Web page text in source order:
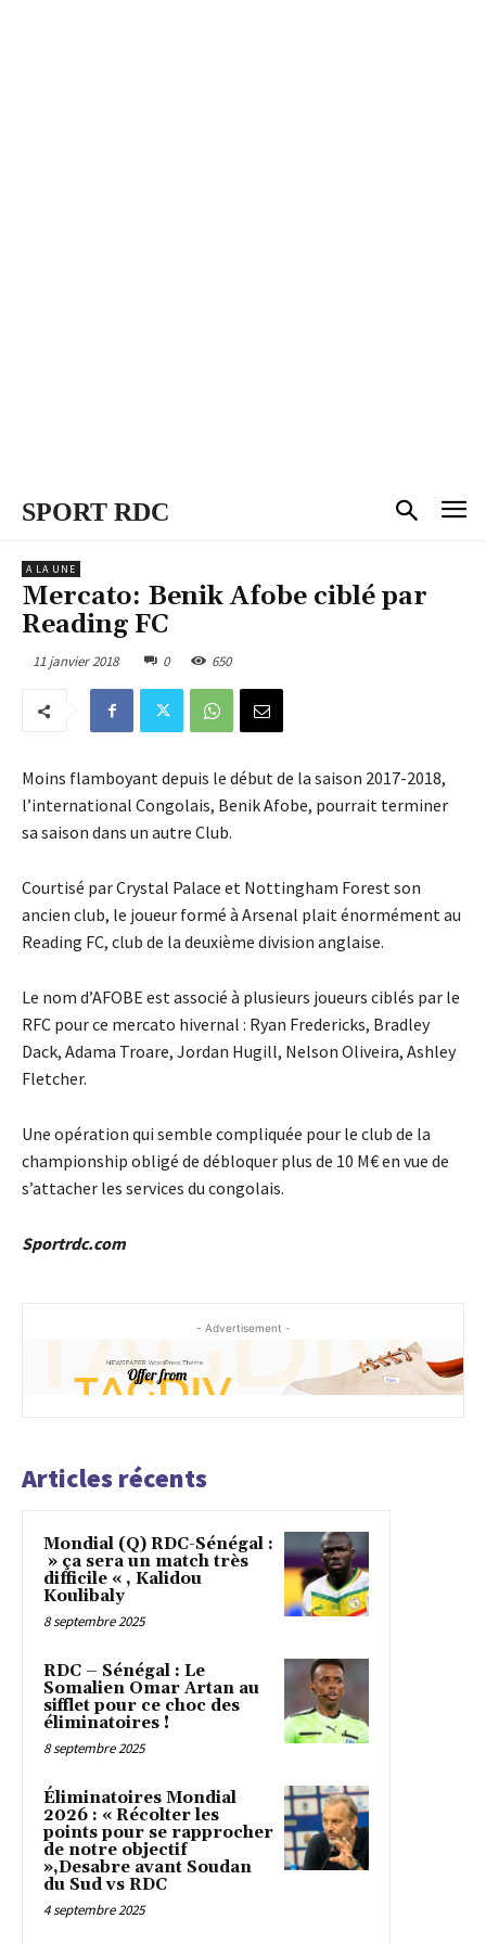
SPORT RDC
A LA UNE
Mercato: Benik Afobe ciblé par
Reading FC
11 janvier 2018 0 650
Moins flamboyant depuis le début de la saison 2017-2018,
l’international Congolais, Benik Afobe, pourrait terminer
sa saison dans un autre Club.
Courtisé par Crystal Palace et Nottingham Forest son
ancien club, le joueur formé à Arsenal plait énormément au
Reading FC, club de la deuxième division anglaise.
Le nom d’AFOBE est associé à plusieurs joueurs ciblés par le
RFC pour ce mercato hivernal : Ryan Fredericks, Bradley
Dack, Adama Troare, Jordan Hugill, Nelson Oliveira, Ashley
Fletcher.
Une opération qui semble compliquée pour le club de la
championship obligé de débloquer plus de 10 M€ en vue de
s’attacher les services du congolais.
Sportrdc.com
- Advertisement -
Articles récents
Mondial (Q) RDC-Sénégal :
» ça sera un match très
difficile « , Kalidou
Koulibaly
8 septembre 2025
RDC – Sénégal : Le
Somalien Omar Artan au
sifflet pour ce choc des
éliminatoires !
8 septembre 2025
Éliminatoires Mondial
2026 : « Récolter les
points pour se rapprocher
de notre objectif
»,Desabre avant Soudan
du Sud vs RDC
4 septembre 2025